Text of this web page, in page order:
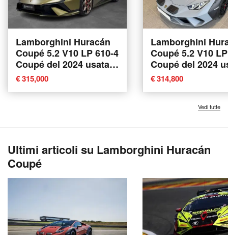
Lamborghini Huracán
Coupé 5.2 V10 LP 610-4
Coupé del 2024 usata a
Elmas
€ 315,000
Lamborghini
Coupé 5.2 V10
Coupé del 2024
Firenze
€ 314,800
Vedi tutte
Ultimi articoli su Lamborghini Huracán
Coupé